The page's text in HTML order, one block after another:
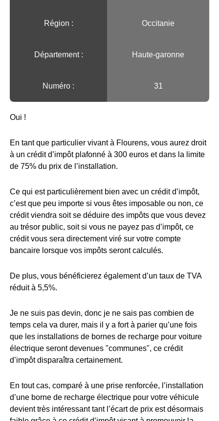
Région :️ Occitanie
Département : Haute-garonne
Numéro : 31
Oui !
En tant que particulier vivant à Flourens, vous aurez droit
à un crédit d’impôt plafonné à 300 euros et dans la limite
de 75% du prix de l’installation.
Ce qui est particulièrement bien avec un crédit d’impôt,
c’est que peu importe si vous êtes imposable ou non, ce
crédit viendra soit se déduire des impôts que vous devez
au trésor public, soit si vous ne payez pas d’impôt, ce
crédit vous sera directement viré sur votre compte
bancaire lorsque vos impôts seront calculés.
De plus, vous bénéficierez également d’un taux de TVA
réduit à 5,5%.
Je ne suis pas devin, donc je ne sais pas combien de
temps cela va durer, mais il y a fort à parier qu’une fois
que les installations de bornes de recharge pour voiture
électrique seront devenues "communes", ce crédit
d’impôt disparaîtra certainement.
En tout cas, comparé à une prise renforcée, l’installation
d’une borne de recharge électrique pour votre véhicule
devient très intéressant tant l’écart de prix est désormais